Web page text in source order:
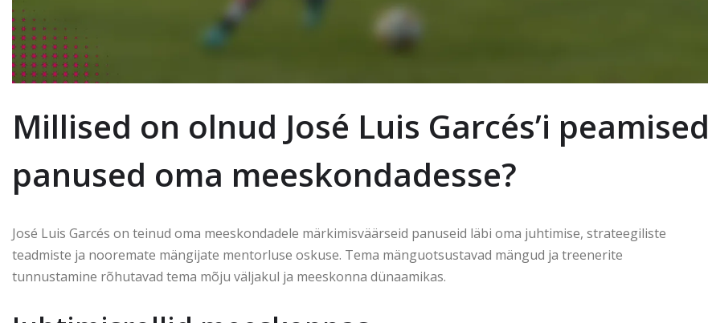
Millised on olnud José Luis Garcés’i peamised
panused oma meeskondadesse?
José Luis Garcés on teinud oma meeskondadele märkimisväärseid panuseid läbi oma juhtimise, strateegiliste
teadmiste ja nooremate mängijate mentorluse oskuse. Tema mänguotsustavad mängud ja treenerite
tunnustamine rõhutavad tema mõju väljakul ja meeskonna dünaamikas.